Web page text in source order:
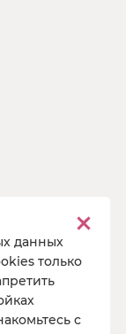
данных
только
с